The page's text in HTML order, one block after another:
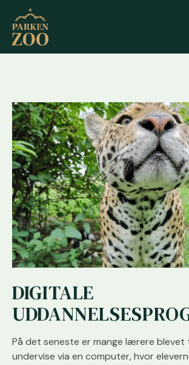
DIGITALE
På det seneste er mange lærere
undervise via en computer, hvor